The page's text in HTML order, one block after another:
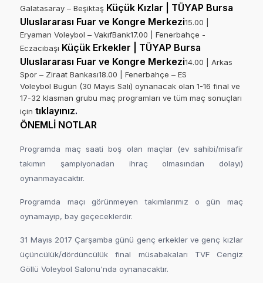
Galatasaray – Beşiktaş Küçük Kızlar | TÜYAP Bursa
Uluslararası Fuar ve Kongre Merkezi15.00 |
Eryaman Voleybol – VakıfBank17.00 | Fenerbahçe -
Eczacıbaşı Küçük Erkekler | TÜYAP Bursa
Uluslararası Fuar ve Kongre Merkezi14.00 | Arkas
Spor – Ziraat Bankası18.00 | Fenerbahçe – ES
Voleybol Bugün (30 Mayıs Salı) oynanacak olan 1-16 final ve
17-32 klasman grubu maç programları ve tüm maç sonuçları
içintıklayınız.
ÖNEMLİ NOTLAR
Programda maç saati boş olan maçlar (ev sahibi/misafir
takımın şampiyonadan ihraç olmasından dolayı)
oynanmayacaktır.
Programda maçı görünmeyen takımlarımız o gün maç
oynamayıp, bay geçeceklerdir.
31 Mayıs 2017 Çarşamba günü genç erkekler ve genç kızlar
üçüncülük/dördüncülük final müsabakaları TVF Cengiz
Göllü Voleybol Salonu'nda oynanacaktır.